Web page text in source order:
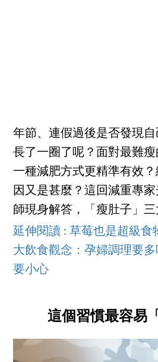
年節、連假過後是否發現
長了一圈了呢？面對最難
一種減肥方式更精準有效
因又是甚麼？這回減重專
師現身解答，「瘦肚子」三
延伸閱讀 : 草莓也是超級食
大飲食觀念：孕婦調理要
要小心
這個習慣最容易